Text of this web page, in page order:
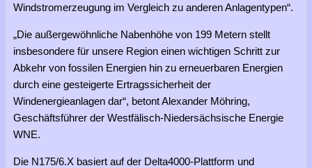
Windstromerzeugung im Vergleich zu anderen Anlagentypen“.
„Die außergewöhnliche Nabenhöhe von 199 Metern stellt
insbesondere für unsere Region einen wichtigen Schritt zur
Abkehr von fossilen Energien hin zu erneuerbaren Energien
durch eine gesteigerte Ertragssicherheit der
Windenergieanlagen dar“, betont Alexander Möhring,
Geschäftsführer der Westfälisch-Niedersächsische Energie
WNE.
Die N175/6.X basiert auf der Delta4000-Plattform und